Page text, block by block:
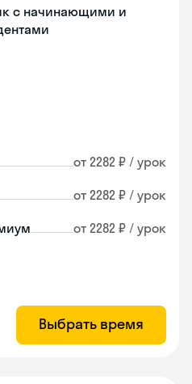
с начинающими и
от 2282 ₽ / урок
от 2282 ₽ / урок
от 2282 ₽ / урок
Выбрать время